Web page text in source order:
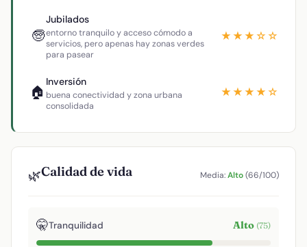
🧓
Jubilados
entorno tranquilo y acceso cómodo a
servicios, pero apenas hay zonas verdes
para pasear
★★★☆☆
🏠
Inversión
buena conectividad y zona urbana
consolidada
★★★★☆
🌿Calidad de vida Media:Alto(66/100)
🤫Tranquilidad Alto (75)